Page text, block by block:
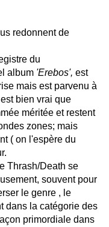
redonnent de
du
album 'Erebos', est
mais est parvenu à
bien vrai que
méritée et restent
zones; mais
( on l'espère du
Thrash/Death se
souvent pour
le genre , le
dans la catégorie des
primordiale dans